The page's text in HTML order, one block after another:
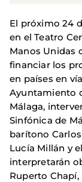
El próximo 24
en el Teatro
Manos Unidas
financiar los
en países en
Ayuntamiento
Málaga,
Sinfónica de
barítono
Lucía Millán y
interpretarán
Ruperto